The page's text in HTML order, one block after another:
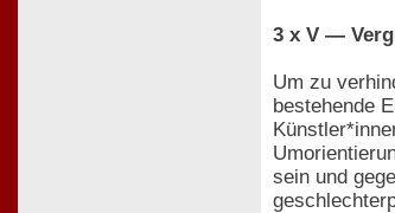
3 x V —
Um zu
bestehende
sein und